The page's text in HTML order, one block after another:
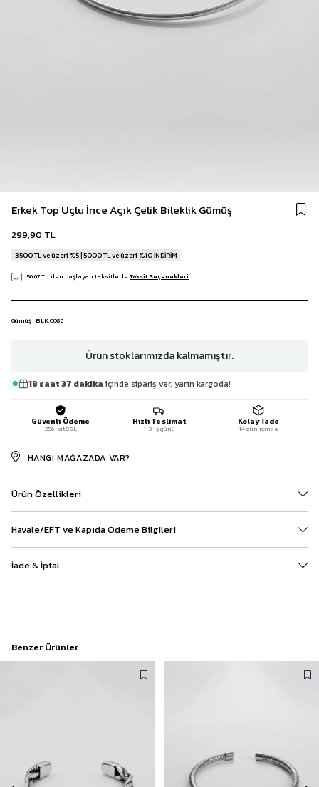
Erkek Top Uçlu İnce Açık Çelik Bileklik Gümüş
299,90 TL
3500 TL ve üzeri %5 | 5000 TL ve üzeri %10 İNDİRİM
56,67 TL`den başlayan taksitlerle Taksit Seçenekleri
Gümüş | BLK.0086
Ürün stoklarımızda kalmamıştır.
18 saat 37 dakika içinde sipariş ver, yarın kargoda!
Güvenli Ödeme
256-bit SSL
Hızlı Teslimat
1-3 iş günü
Kolay İade
14 gün içinde
HANGI MAĞAZADA VAR?
Ürün Özellikleri
Havale/EFT ve Kapıda Ödeme Bilgileri
İade & İptal
Benzer Ürünler